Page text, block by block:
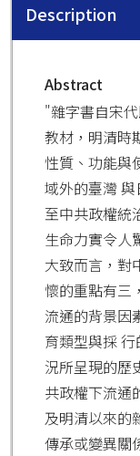
Description
Abstract
"雜字書自宋
教材，明清時
性質、功能與
域外的臺灣 與
至中共政權統
生命力實令人
大致而言，對
懷的重點有三
流通的背景因
育類型與採
況所呈現的歷
共政權下流通
及明清以來的
傳承或變異關